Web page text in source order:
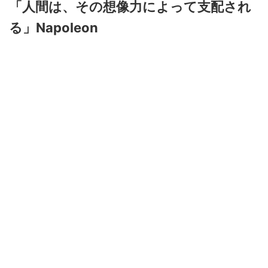
「人間は、その想像力によって支配され
る」Napoleon